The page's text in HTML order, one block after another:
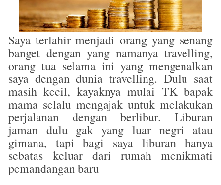
Saya terlahir menjadi orang yang senang
banget dengan yang namanya travelling,
orang tua selama ini yang mengenalkan
saya dengan dunia travelling. Dulu saat
masih kecil, kayaknya mulai TK bapak
mama selalu mengajak untuk melakukan
perjalanan dengan berlibur. Liburan
jaman dulu gak yang luar negri atau
gimana, tapi bagi saya liburan hanya
sebatas keluar dari rumah menikmati
pemandangan baru